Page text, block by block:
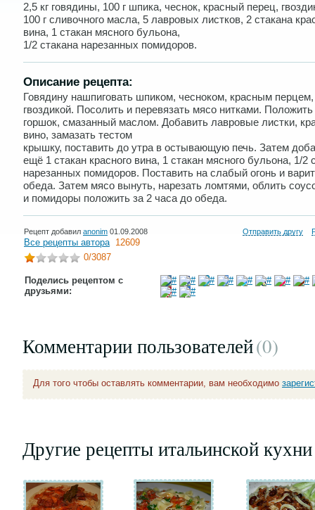
2,5 кг говядины, 100 г шпика, чеснок, красный перец,
100 г сливочного масла, 5 лавровых листков, 2 стакана
вина, 1 стакан мясного бульона,
1/2 стакана нарезанных помидоров.
Описание рецепта:
Говядину нашпиговать шпиком, чесноком, красным перцем,
гвоздикой. Посолить и перевязать мясо нитками. Положить
горшок, смазанный маслом. Добавить лавровые листки,
вино, замазать тестом
крышку, поставить до утра в остывающую печь. Затем
ещё 1 стакан красного вина, 1 стакан мясного бульона, 1/2
нарезанных помидоров. Поставить на слабый огонь и
обеда. Затем мясо вынуть, нарезать ломтями, облить
и помидоры положить за 2 часа до обеда.
Рецепт добавил anonim 01.09.2008 Отправить другу
Все рецепты автора 12609
0/3087
Поделись рецептом с
друзьями:
Комментарии пользователей(0)
Для того чтобы оставлять комментарии, вам необходимо
Другие рецепты итальинской кухни